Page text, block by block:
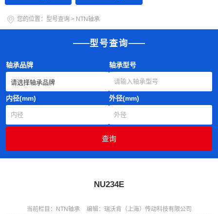
您的位置： 型号查询 > NTN轴承
型号查询
轴承品牌 轴承型号
内径(mm) 外径(mm)
NU234E
当前栏目：NTN轴承 编辑：瑞沃肯（上海）传动科技有限公司